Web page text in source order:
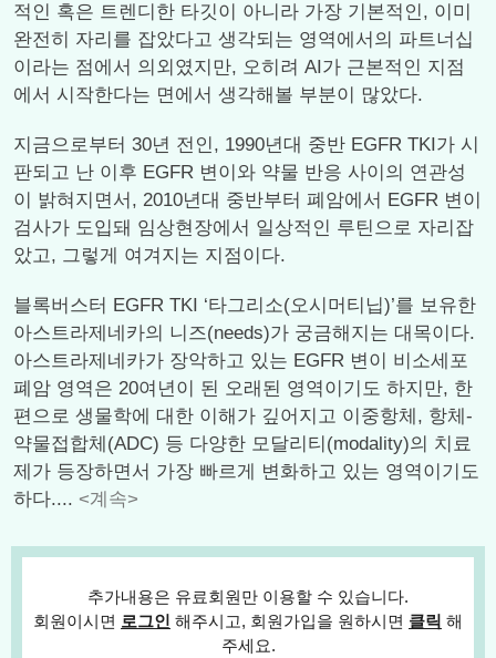
적인 혹은 트렌디한 타깃이 아니라 가장 기본적인, 이미
완전히 자리를 잡았다고 생각되는 영역에서의 파트너십
이라는 점에서 의외였지만, 오히려 AI가 근본적인 지점
에서 시작한다는 면에서 생각해볼 부분이 많았다.
지금으로부터 30년 전인, 1990년대 중반 EGFR TKI가 시
판되고 난 이후 EGFR 변이와 약물 반응 사이의 연관성
이 밝혀지면서, 2010년대 중반부터 폐암에서 EGFR 변이
검사가 도입돼 임상현장에서 일상적인 루틴으로 자리잡
았고, 그렇게 여겨지는 지점이다.
블록버스터 EGFR TKI ‘타그리소(오시머티닙)’를 보유한
아스트라제네카의 니즈(needs)가 궁금해지는 대목이다.
아스트라제네카가 장악하고 있는 EGFR 변이 비소세포
폐암 영역은 20여년이 된 오래된 영역이기도 하지만, 한
편으로 생물학에 대한 이해가 깊어지고 이중항체, 항체-
약물접합체(ADC) 등 다양한 모달리티(modality)의 치료
제가 등장하면서 가장 빠르게 변화하고 있는 영역이기도
하다.... <계속>
추가내용은 유료회원만 이용할 수 있습니다.
회원이시면 로그인 해주시고, 회원가입을 원하시면 클릭 해
주세요.